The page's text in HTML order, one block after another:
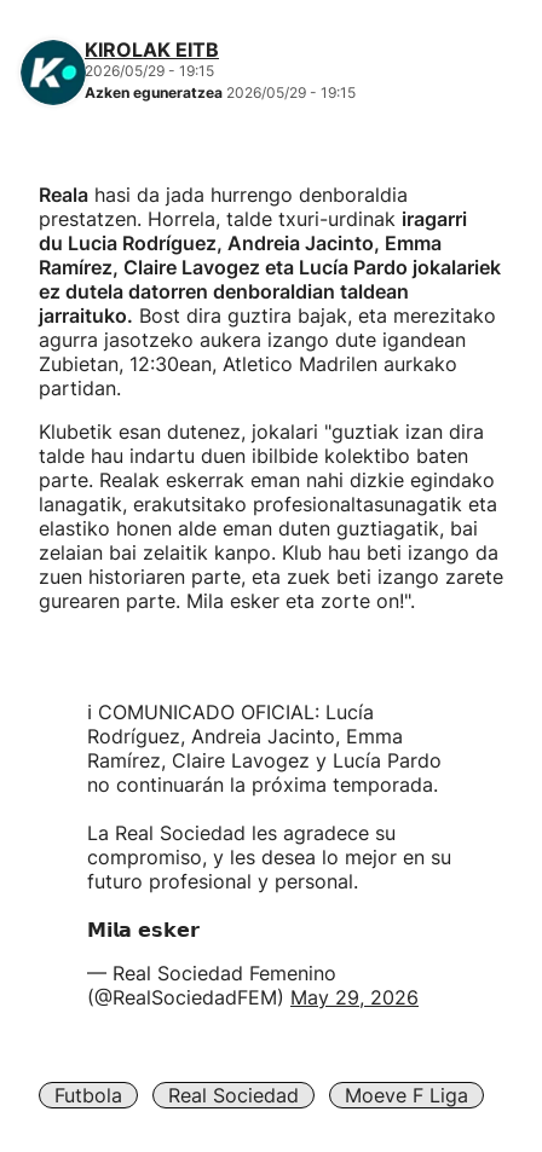
KIROLAK EITB
2026/05/29 - 19:15
Azken eguneratzea 2026/05/29 - 19:15
Reala hasi da jada hurrengo denboraldia
prestatzen. Horrela, talde txuri-urdinak iragarri
du Lucia Rodríguez, Andreia Jacinto, Emma
Ramírez, Claire Lavogez eta Lucía Pardo jokalariek
ez dutela datorren denboraldian taldean
jarraituko. Bost dira guztira bajak, eta merezitako
agurra jasotzeko aukera izango dute igandean
Zubietan, 12:30ean, Atletico Madrilen aurkako
partidan.
Klubetik esan dutenez, jokalari "guztiak izan dira
talde hau indartu duen ibilbide kolektibo baten
parte. Realak eskerrak eman nahi dizkie egindako
lanagatik, erakutsitako profesionaltasunagatik eta
elastiko honen alde eman duten guztiagatik, bai
zelaian bai zelaitik kanpo. Klub hau beti izango da
zuen historiaren parte, eta zuek beti izango zarete
gurearen parte. Mila esker eta zorte on!".
ℹ️ COMUNICADO OFICIAL: Lucía
Rodríguez, Andreia Jacinto, Emma
Ramírez, Claire Lavogez y Lucía Pardo
no continuarán la próxima temporada.
La Real Sociedad les agradece su
compromiso, y les desea lo mejor en su
futuro profesional y personal.
𝗠𝗶𝗹𝗮 𝗲𝘀𝗸𝗲𝗿
— Real Sociedad Femenino
(@RealSociedadFEM) May 29, 2026
Futbola Real Sociedad Moeve F Liga